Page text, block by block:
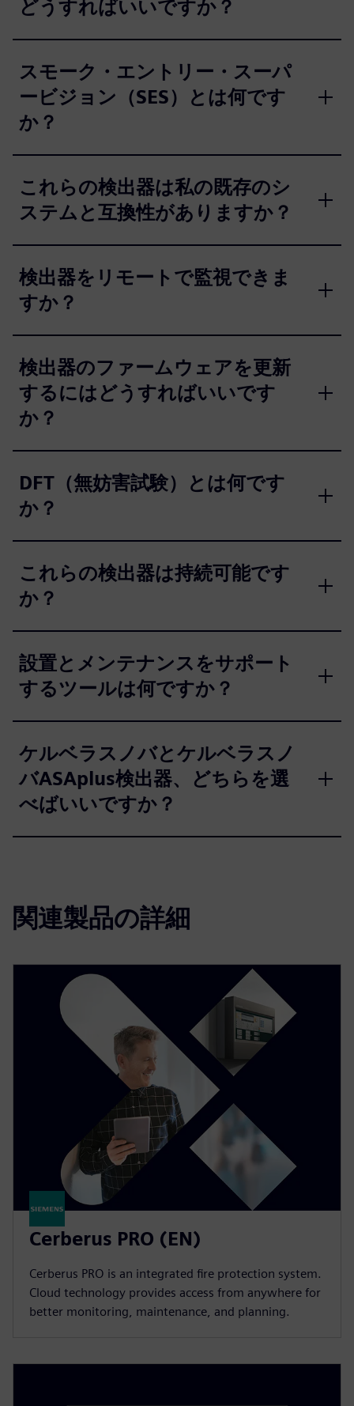
どうすればいいですか？
スモーク・エントリー・スーパ
ービジョン（SES）とは何です
か？
これらの検出器は私の既存のシ
ステムと互換性がありますか？
検出器をリモートで監視できま
すか？
検出器のファームウェアを更新
するにはどうすればいいです
か？
DFT（無妨害試験）とは何です
か？
これらの検出器は持続可能です
か？
設置とメンテナンスをサポート
するツールは何ですか？
ケルベラスノバとケルベラスノ
バASAplus検出器、どちらを選
べばいいですか？
関連製品の詳細
Cerberus PRO (EN)
Cerberus PRO is an integrated fire protection system.
Cloud technology provides access from anywhere for
better monitoring, maintenance, and planning.